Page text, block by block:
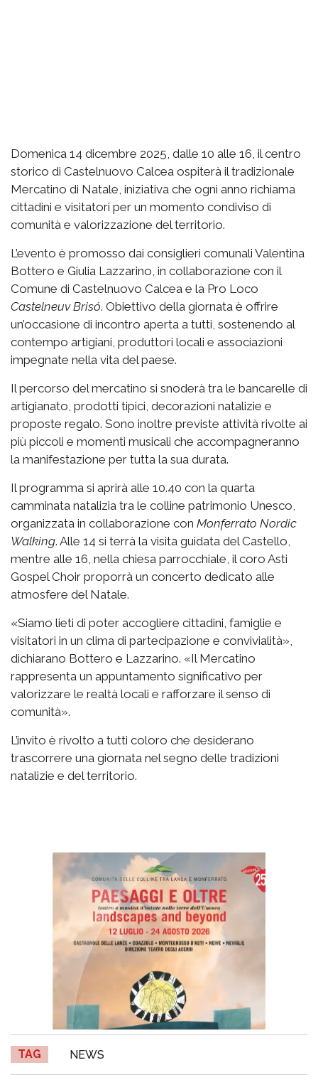
Domenica 14 dicembre 2025, dalle 10 alle 16, il centro
storico di Castelnuovo Calcea ospiterà il tradizionale
Mercatino di Natale, iniziativa che ogni anno richiama
cittadini e visitatori per un momento condiviso di
comunità e valorizzazione del territorio.
L’evento è promosso dai consiglieri comunali Valentina
Bottero e Giulia Lazzarino, in collaborazione con il
Comune di Castelnuovo Calcea e la Pro Loco
Castelneuv Brisó. Obiettivo della giornata è offrire
un’occasione di incontro aperta a tutti, sostenendo al
contempo artigiani, produttori locali e associazioni
impegnate nella vita del paese.
Il percorso del mercatino si snoderà tra le bancarelle di
artigianato, prodotti tipici, decorazioni natalizie e
proposte regalo. Sono inoltre previste attività rivolte ai
più piccoli e momenti musicali che accompagneranno
la manifestazione per tutta la sua durata.
Il programma si aprirà alle 10.40 con la quarta
camminata natalizia tra le colline patrimonio Unesco,
organizzata in collaborazione con Monferrato Nordic
Walking. Alle 14 si terrà la visita guidata del Castello,
mentre alle 16, nella chiesa parrocchiale, il coro Asti
Gospel Choir proporrà un concerto dedicato alle
atmosfere del Natale.
«Siamo lieti di poter accogliere cittadini, famiglie e
visitatori in un clima di partecipazione e convivialità»,
dichiarano Bottero e Lazzarino. «Il Mercatino
rappresenta un appuntamento significativo per
valorizzare le realtà locali e rafforzare il senso di
comunità».
L’invito è rivolto a tutti coloro che desiderano
trascorrere una giornata nel segno delle tradizioni
natalizie e del territorio.
TAG NEWS